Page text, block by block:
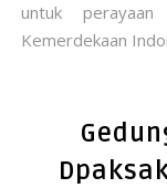
untuk
Kemerdekaan